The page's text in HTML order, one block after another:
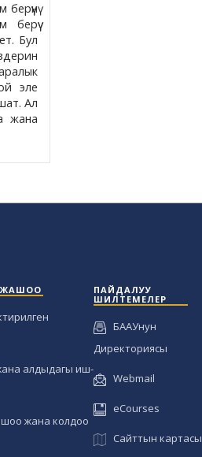
Бул
эле
Ал
жана
ЖАШОО
алдыдагы иш-
жана колдоо
ПАЙДАЛУУ
ШИЛТЕМЕЛЕР
БААУнун
Директориясы
Webmail
eCourses
Сайттын картасы